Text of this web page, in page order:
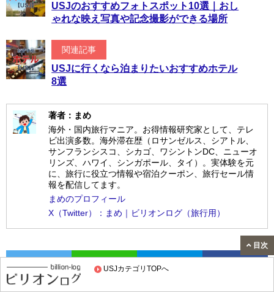
USJカテゴリTOPへ
USJのおすすめフォトスポット10選｜おし
ゃれな映え写真や記念撮影ができる場所
関連記事
USJに行くなら泊まりたいおすすめホテル
8選
著者：まめ
海外・国内旅行マニア。お得情報研究家として、テレ
ビ出演多数。海外滞在歴（ロサンゼルス、シアトル、
サンフランシスコ、シカゴ、ワシントンDC、ニューオ
リンズ、ハワイ、シンガポール、タイ）。実体験を元
に、旅行に役立つ情報や宿泊クーポン、旅行セール情
報を配信してます。
まめのプロフィール
X（Twitter）：まめ｜ビリオンログ（旅行用）
Twitter LINE はてブ
目次